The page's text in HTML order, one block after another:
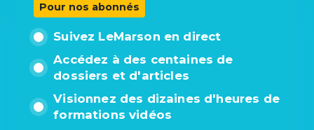
Pour nos abonnés
Suivez LeMarson en direct
Accédez à des centaines de
dossiers et d'articles
Visionnez des dizaines d'heures de
formations vidéos